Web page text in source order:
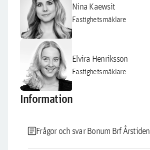
Nina Kaewsit
Fastighetsmäklare
Elvira Henriksson
Fastighetsmäklare
Information
articleFrågor och svar Bonum Brf Årstiden